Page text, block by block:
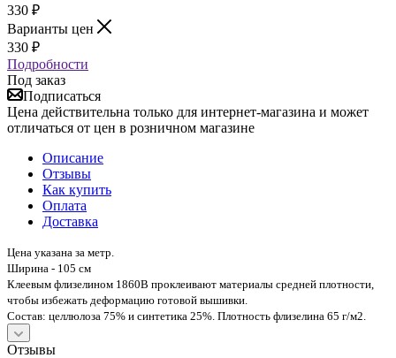
330 ₽
Варианты цен
330 ₽
Подробности
Под заказ
Подписаться
Цена действительна только для интернет-магазина и может
отличаться от цен в розничном магазине
Описание
Отзывы
Как купить
Оплата
Доставка
Цена указана за метр.
Ширина - 105 см
Клеевым флизелином 1860В проклеивают материалы средней плотности,
чтобы избежать деформацию готовой вышивки.
Состав: целлюлоза 75% и синтетика 25%. Плотность флизелина 65 г/м2.
Отзывы